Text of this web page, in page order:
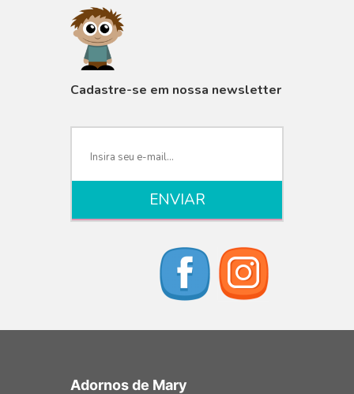
Cadastre-se em nossa newsletter
Adornos de Mary